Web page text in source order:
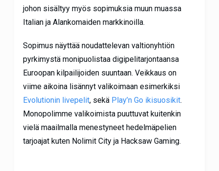
johon sisältyy myös sopimuksia muun muassa
Italian ja Alankomaiden markkinoilla.
Sopimus näyttää noudattelevan valtionyhtiön
pyrkimystä monipuolistaa digipelitarjontaansa
Euroopan kilpailijoiden suuntaan. Veikkaus on
viime aikoina lisännyt valikoimaan esimerkiksi
Evolutionin livepelit, sekä Play’n Go ikisuosikit.
Monopolimme valikoimista puuttuvat kuitenkin
vielä maailmalla menestyneet hedelmäpelien
tarjoajat kuten Nolimit City ja Hacksaw Gaming.